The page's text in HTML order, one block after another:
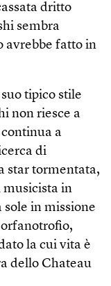
dritto
sembra
avrebbe fatto in
tipico stile
non riesce a
a
di
star tormentata,
musicista in
sole in missione
la cui vita è
dello Chateau